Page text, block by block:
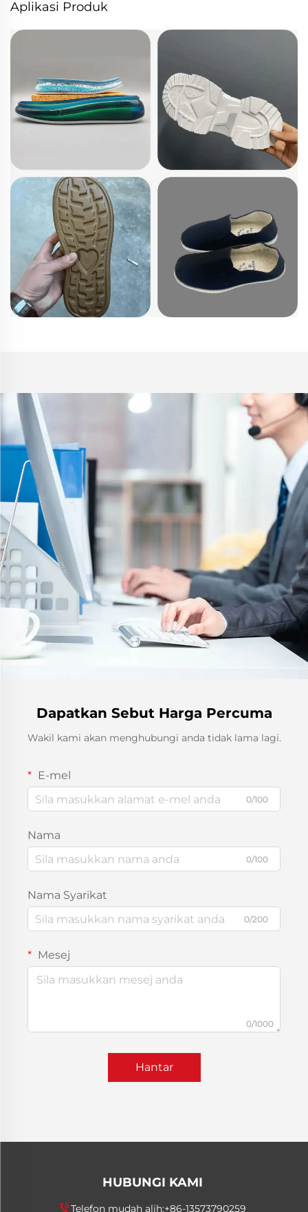
Aplikasi Produk
Dapatkan Sebut Harga Percuma
Wakil kami akan menghubungi anda tidak lama lagi.
E-mel
0/100
Nama
0/100
Nama Syarikat
0/200
Mesej
0/1000
Hantar
HUBUNGI KAMI
Telefon mudah alih:+86-13573790259